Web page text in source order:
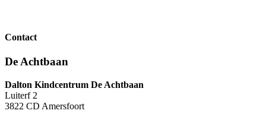
Contact
De Achtbaan
Dalton Kindcentrum De Achtbaan
Luiterf 2
3822 CD Amersfoort